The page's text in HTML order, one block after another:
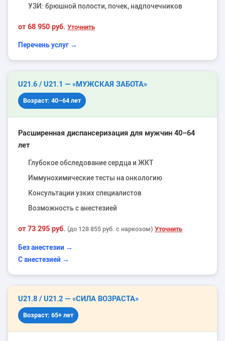
УЗИ: брюшной полости, почек, надпочечников
от 68 950 руб. Уточнить
Перечень услуг →
U21.6 / U21.1 — «МУЖСКАЯ ЗАБОТА»
Возраст: 40–64 лет
Расширенная диспансеризация для мужчин 40–64
лет
Глубокое обследование сердца и ЖКТ
Иммунохимические тесты на онкологию
Консультации узких специалистов
Возможность с анестезией
от 73 295 руб. (до 128 855 руб. с наркозом) Уточнить
Без анестезии →
С анестезией →
U21.8 / U21.2 — «СИЛА ВОЗРАСТА»
Возраст: 65+ лет